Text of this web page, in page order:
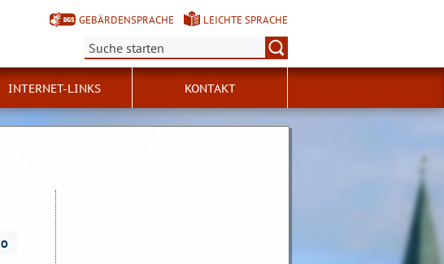
GEBÄRDENSPRACHE
LEICHTE SPRACHE
Suche:
INTERNET-LINKS KONTAKT
O